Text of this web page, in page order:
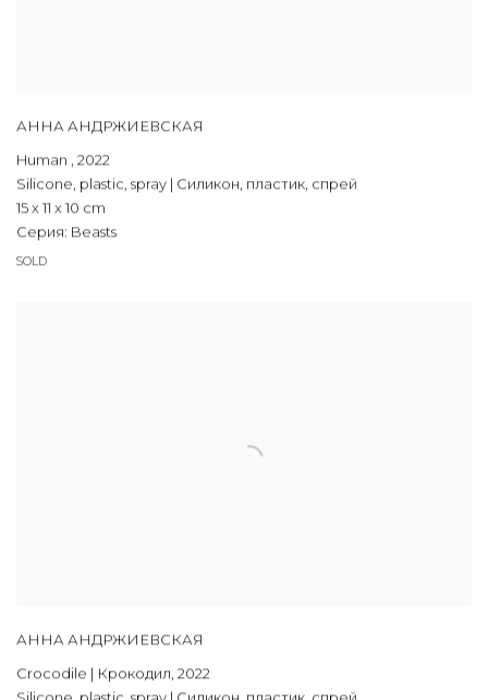
АННА АНДРЖИЕВСКАЯ
Human , 2022
Silicone, plastic, spray | Силикон, пластик, спрей
15 x 11 x 10 cm
Серия: Beasts
SOLD
АННА АНДРЖИЕВСКАЯ
Crocodile | Крокодил, 2022